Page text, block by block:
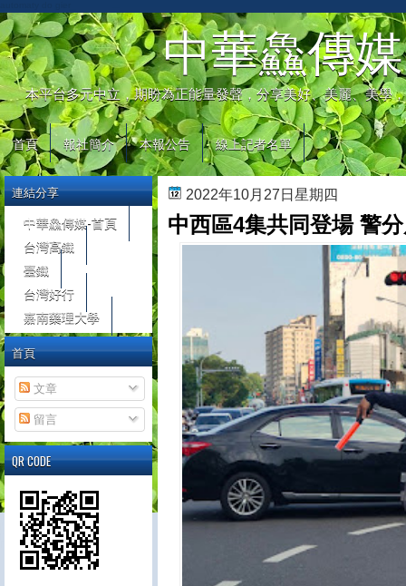
中華鱻傳媒
本平台多元中立，期盼為正能量發聲，分享美好、美麗、美學
首頁 報社簡介 本報公告 線上記者名單
2022年10月27日星期四
中西區4集共同登場 警
連結分享
中華鱻傳媒-首頁
台灣高鐵
臺鐵
台灣好行
嘉南藥理大學
首頁
文章
留言
QR CODE